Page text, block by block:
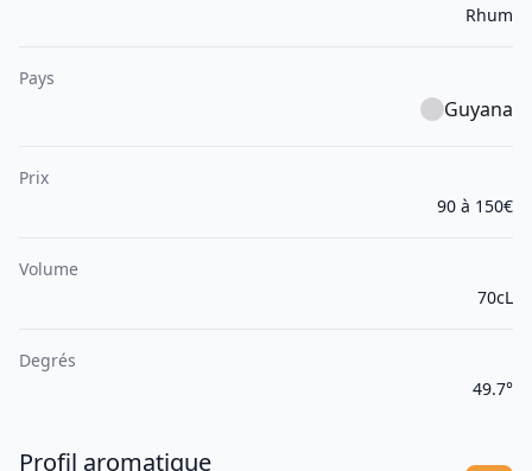
Rhum
Pays
Guyana
Prix
90 à 150€
Volume
70cL
Degrés
49.7°
Profil aromatique